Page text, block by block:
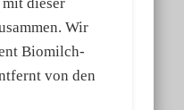
Wir
Biomilch-
von den